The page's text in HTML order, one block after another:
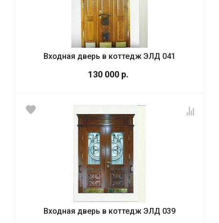
Входная дверь в коттедж ЭЛД 041
130 000 р.
Входная дверь в коттедж ЭЛД 039